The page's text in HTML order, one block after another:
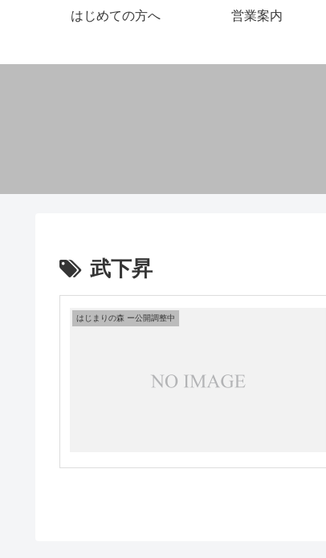
はじめての方へ 営業案内
武下昇
はじまりの森 ー公開調整中